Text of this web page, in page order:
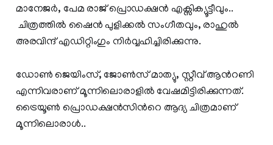
മാനേജര്‍, പേമ രാജ് പ്രൊഡക്ഷന്‍ എക്സിക്യൂട്ടീവും..
ചിത്രത്തില്‍ ഷൈന്‍ പുളിക്കല്‍ സംഗീതവും, രാഹുല്‍
അരവിന്ദ് എഡിറ്റിംഗും നിര്‍വ്വഹിച്ചിരിക്കുന്നു.
ഡോണ്‍ ജെയിംസ്, ജോണ്‍സ് മാത്യു, സ്റ്റീവ് ആന്‍റണി
എന്നിവരാണ് മൂന്നിലൊരാളില്‍ വേഷമിട്ടിരിക്കുന്നത്.
ട്രൈയൂണ്‍ പ്രൊഡക്ഷന്‍സിന്‍റെ ആദ്യ ചിത്രമാണ്
മൂന്നിലൊരാള്‍..